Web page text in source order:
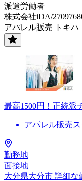
派遣労働者
株式会社iDA/
アパレル販売 トキハ
最高1500円！正統
アパレル販売
勤務地
面接地
大分県大分市 詳細